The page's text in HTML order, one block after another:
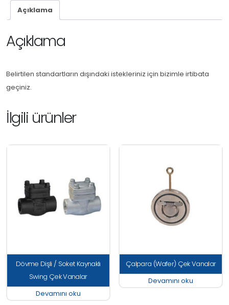
Açıklama
Açıklama
Belirtilen standartların dışındaki istekleriniz için bizimle irtibata
geçiniz.
İlgili ürünler
Dövme Dişli / Soket Kaynaklı
Swing Çek Vanalar
Devamını oku
Çalpara (Wafer) Çek Vanalar
Devamını oku